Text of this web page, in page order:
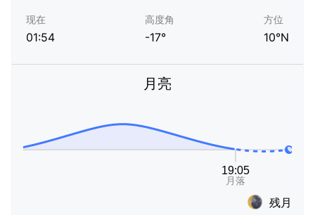
现在
01:54
高度角
-17°
方位
10°N
月亮
残月